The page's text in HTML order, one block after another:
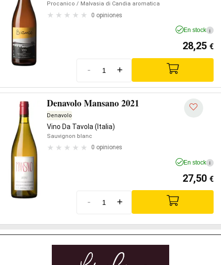
Procanico / Malvasia di Candia aromatica
0 opiniones
En stock i
28,25 €
- +
Denavolo Mansano 2021
Denavolo
Vino Da Tavola (Italia)
Sauvignon blanc
0 opiniones
En stock i
27,50 €
- +